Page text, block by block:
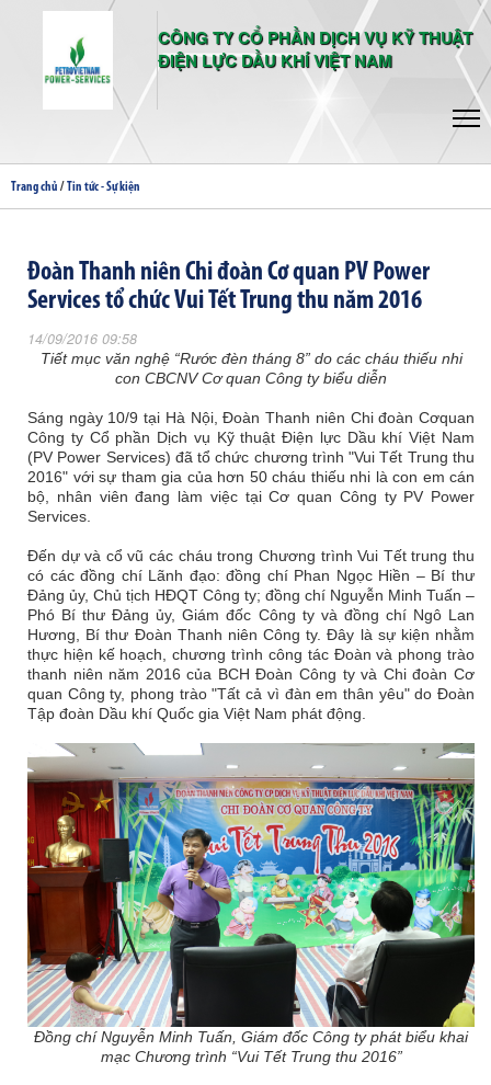
CÔNG TY CỔ PHẦN DỊCH VỤ KỸ THUẬT
ĐIỆN LỰC DẦU KHÍ VIỆT NAM
Trang chủ / Tin tức - Sự kiện
Đoàn Thanh niên Chi đoàn Cơ quan PV Power
Services tổ chức Vui Tết Trung thu năm 2016
14/09/2016 09:58
Tiết mục văn nghệ “Rước đèn tháng 8” do các cháu thiếu nhi
con CBCNV Cơ quan Công ty biểu diễn
Sáng ngày 10/9 tại Hà Nội, Đoàn Thanh niên Chi đoàn Cơquan
Công ty Cổ phần Dịch vụ Kỹ thuật Điện lực Dầu khí Việt Nam
(PV Power Services) đã tổ chức chương trình "Vui Tết Trung thu
2016" với sự tham gia của hơn 50 cháu thiếu nhi là con em cán
bộ, nhân viên đang làm việc tại Cơ quan Công ty PV Power
Services.
Đến dự và cổ vũ các cháu trong Chương trình Vui Tết trung thu
có các đồng chí Lãnh đạo: đồng chí Phan Ngọc Hiền – Bí thư
Đảng ủy, Chủ tịch HĐQT Công ty; đồng chí Nguyễn Minh Tuấn –
Phó Bí thư Đảng ủy, Giám đốc Công ty và đồng chí Ngô Lan
Hương, Bí thư Đoàn Thanh niên Công ty. Đây là sự kiện nhằm
thực hiện kế hoạch, chương trình công tác Đoàn và phong trào
thanh niên năm 2016 của BCH Đoàn Công ty và Chi đoàn Cơ
quan Công ty, phong trào "Tất cả vì đàn em thân yêu" do Đoàn
Tập đoàn Dầu khí Quốc gia Việt Nam phát động.
Đồng chí Nguyễn Minh Tuấn, Giám đốc Công ty phát biểu khai
mạc Chương trình “Vui Tết Trung thu 2016”